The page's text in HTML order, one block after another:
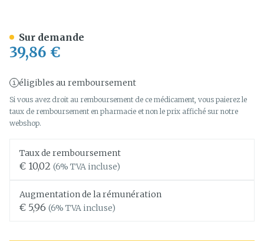
39,86 €
éligibles au remboursement
Si vous avez droit au remboursement de ce médicament, vous paierez le
taux de remboursement en pharmacie et non le prix affiché sur notre
webshop.
Taux de remboursement
€ 10,02 (6% TVA incluse)
Augmentation de la rémunération
€ 5,96 (6% TVA incluse)
Sur demande